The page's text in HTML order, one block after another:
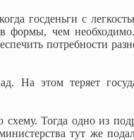
госденьги с
формы, чем
потребности
На этом теряет
Тогда одно из
тут же